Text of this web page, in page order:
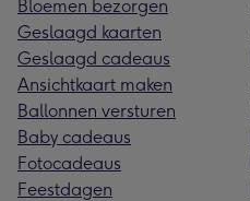
Bloemen bezorgen
Geslaagd kaarten
Geslaagd cadeaus
Ansichtkaart maken
Ballonnen versturen
Baby cadeaus
Fotocadeaus
Feestdagen